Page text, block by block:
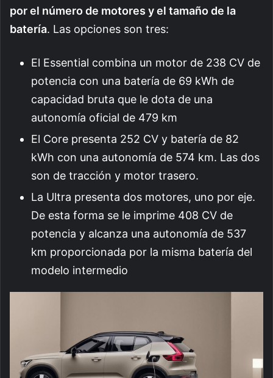
por el número de motores y el tamaño de la
batería. Las opciones son tres:
El Essential combina un motor de 238 CV de
potencia con una batería de 69 kWh de
capacidad bruta que le dota de una
autonomía oficial de 479 km
El Core presenta 252 CV y batería de 82
kWh con una autonomía de 574 km. Las dos
son de tracción y motor trasero.
La Ultra presenta dos motores, uno por eje.
De esta forma se le imprime 408 CV de
potencia y alcanza una autonomía de 537
km proporcionada por la misma batería del
modelo intermedio